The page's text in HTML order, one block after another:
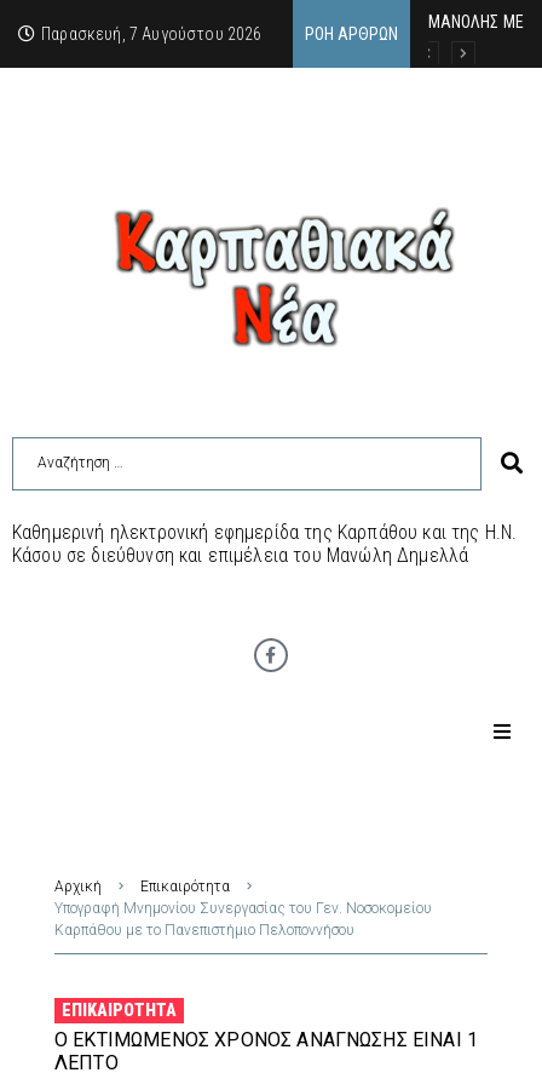
Παρασκευή, 7 Αυγούστου 2026 ΡΟΉ ΆΡΘΡΩΝ
MΑΝΟΛΗΣ
ΕΚΔΗΛΩΣΗ
Κάθε
Καθημερινή ηλεκτρονική εφημερίδα της Καρπάθου και της Η.Ν.
Κάσου σε διεύθυνση και επιμέλεια του Μανώλη Δημελλά
Αρχική
Επικαιρότητα
Υπογραφή Μνημονίου Συνεργασίας του Γεν. Νοσοκομείου
Καρπάθου με το Πανεπιστήμιο Πελοποννήσου
ΕΠΙΚΑΙΡΌΤΗΤΑ
Ο ΕΚΤΙΜΏΜΕΝΟΣ ΧΡΌΝΟΣ ΑΝΆΓΝΩΣΗΣ ΕΊΝΑΙ 1
ΛΕΠΤΌ